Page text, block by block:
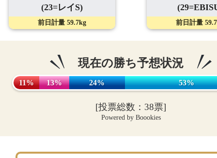
(23=レイS)
前日計量 59.7kg 前日計量
現在の勝ち予想状況
11% 13% 24% 53%
[投票総数：38票]
Powered by Boookies